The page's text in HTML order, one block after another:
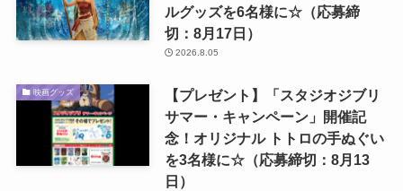
ルグッズを6名様に☆（応募締
切：8月17日）
2026.8.05
映画グッズ
【プレゼント】「スタジオジブリ
サマー・キャンペーン」開催記
念！オリジナル トトロの手ぬぐい
を3名様に☆（応募締切：8月13
日）